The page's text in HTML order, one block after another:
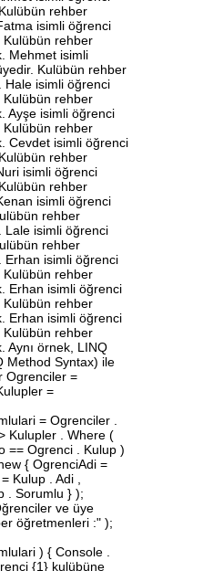
rehber
isimli öğrenci
Kulübün rehber
Mehmet isimli
Kulübün rehber
Hale isimli öğrenci
Kulübün rehber
Ayşe isimli öğrenci
Kulübün rehber
Cevdet isimli öğrenci
rehber
isimli öğrenci
rehber
isimli öğrenci
rehber
Lale isimli öğrenci
rehber
Erhan isimli öğrenci
Kulübün rehber
Erhan isimli öğrenci
Kulübün rehber
Erhan isimli öğrenci
Kulübün rehber
Aynı örnek, LINQ
Method Syntax) ile
Ogrenciler =
=
= Ogrenciler .
Kulupler . Where (
== Ogrenci . Kulup )
{ OgrenciAdi =
Kulup . Adi ,
. Sorumlu } );
ve üye
öğretmenleri :" );
) { Console .
{1} kulübüne